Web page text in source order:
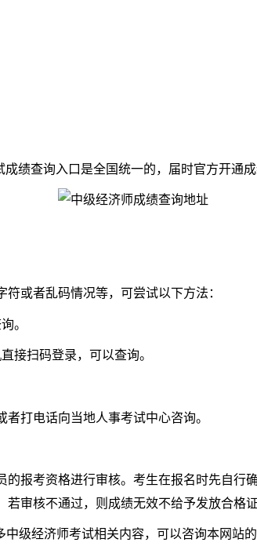
成绩查询入口是全国统一的，届时官方开通
或者乱码情况等，可尝试以下方法：
。
扫码登录，可以查询。
打电话向当地人事考试中心咨询。
考资格进行审核。考生在报名时先自行
审核不通过，则成绩无效不给予发放合格证
级经济师考试相关内容，可以咨询本网站的